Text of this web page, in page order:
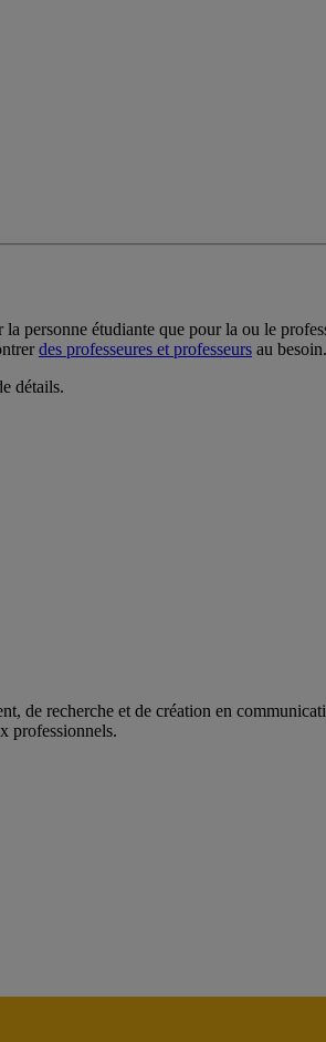
personne étudiante que pour la ou le
des professeures et professeurs au besoin.
détails.
de recherche et de création en
professionnels.